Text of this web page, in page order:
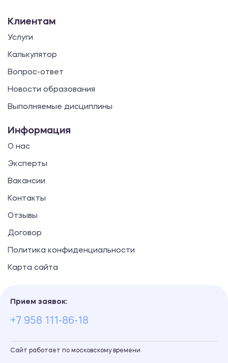
Клиентам
Услуги
Калькулятор
Вопрос-ответ
Новости образования
Выполняемые дисциплины
Информация
О нас
Эксперты
Вакансии
Контакты
Отзывы
Договор
Политика конфиденциальности
Карта сайта
Прием заявок:
+7 958 111-86-18
Сайт работает по московскому времени